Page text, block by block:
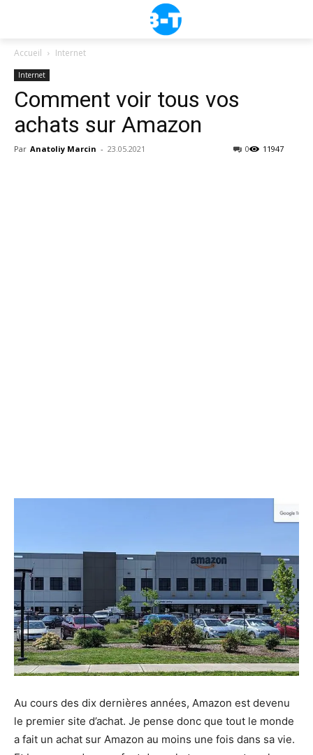
Accueil Internet
Internet
Comment voir tous vos
achats sur Amazon
Par Anatoliy Marcin - 23.05.2021 11947
0
Au cours des dix dernières années, Amazon est devenu
le premier site d’achat. Je pense donc que tout le monde
a fait un achat sur Amazon au moins une fois dans sa vie.